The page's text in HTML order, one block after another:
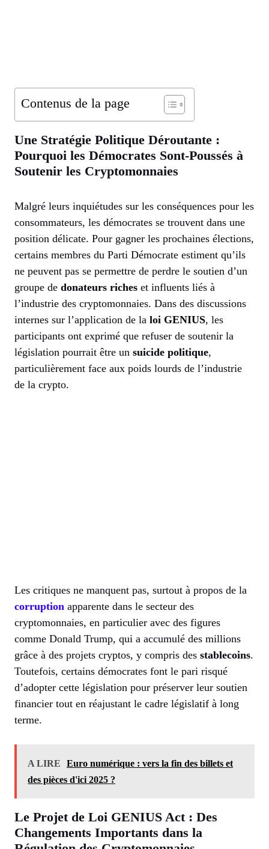
Contenus de la page
Une Stratégie Politique Déroutante :
Pourquoi les Démocrates Sont-Poussés à
Soutenir les Cryptomonnaies
Malgré leurs inquiétudes sur les conséquences pour les
consommateurs, les démocrates se trouvent dans une
position délicate. Pour gagner les prochaines élections,
certains membres du Parti Démocrate estiment qu’ils
ne peuvent pas se permettre de perdre le soutien d’un
groupe de donateurs riches et influents liés à
l’industrie des cryptomonnaies. Dans des discussions
internes sur l’application de la loi GENIUS, les
participants ont exprimé que refuser de soutenir la
législation pourrait être un suicide politique,
particulièrement face aux poids lourds de l’industrie
de la crypto.
Les critiques ne manquent pas, surtout à propos de la
corruption apparente dans le secteur des
cryptomonnaies, en particulier avec des figures
comme Donald Trump, qui a accumulé des millions
grâce à des projets cryptos, y compris des stablecoins.
Toutefois, certains démocrates font le pari risqué
d’adopter cette législation pour préserver leur soutien
financier tout en réajustant le cadre législatif à long
terme.
A LIRE
Euro numérique : vers la fin des billets et
des pièces d'ici 2025 ?
Le Projet de Loi GENIUS Act : Des
Changements Importants dans la